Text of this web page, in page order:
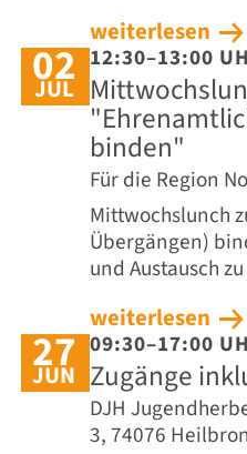
weiterlesen
02
JUL
12:30–13:00
binden"
Für die Region
Mittwochslunch
Übergängen)
und Austausch
weiterlesen
27
JUN
09:30–17:00
Zugänge
DJH
3, 74076